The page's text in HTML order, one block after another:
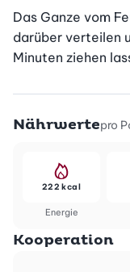
Das Ganze vom
darüber verteilen
Minuten ziehen
Nährwertepro
Energie
222 kcal
Kooperation